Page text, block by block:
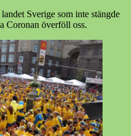
Sverige som inte stängde
Coronan överföll oss.